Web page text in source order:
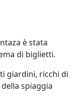
è stata
di biglietti.
giardini, ricchi di
spiaggia